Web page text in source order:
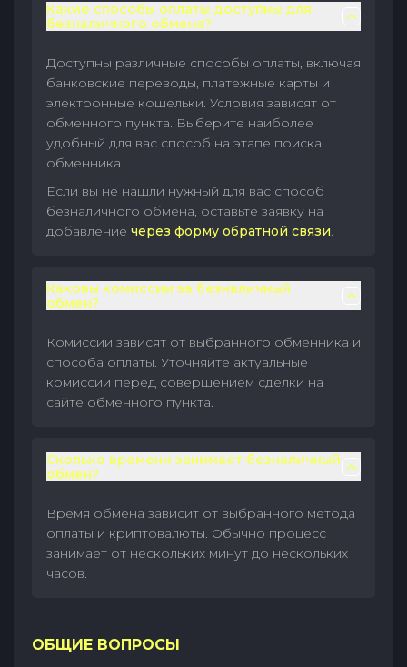
Какие способы оплаты доступны для
безналичного обмена?
Доступны различные способы оплаты, включая
банковские переводы, платежные карты и
электронные кошельки. Условия зависят от
обменного пункта. Выберите наиболее
удобный для вас способ на этапе поиска
обменника.
Если вы не нашли нужный для вас способ
безналичного обмена, оставьте заявку на
добавление через форму обратной связи.
Каковы комиссии за безналичный
обмен?
Комиссии зависят от выбранного обменника и
способа оплаты. Уточняйте актуальные
комиссии перед совершением сделки на
сайте обменного пункта.
Сколько времени занимает безналичный
обмен?
Время обмена зависит от выбранного метода
оплаты и криптовалюты. Обычно процесс
занимает от нескольких минут до нескольких
часов.
ОБЩИЕ ВОПРОСЫ